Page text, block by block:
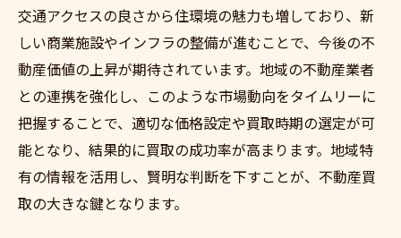
交通アクセスの良さから住環境の魅力も増しており、新
しい商業施設やインフラの整備が進むことで、今後の不
動産価値の上昇が期待されています。地域の不動産業者
との連携を強化し、このような市場動向をタイムリーに
把握することで、適切な価格設定や買取時期の選定が可
能となり、結果的に買取の成功率が高まります。地域特
有の情報を活用し、賢明な判断を下すことが、不動産買
取の大きな鍵となります。